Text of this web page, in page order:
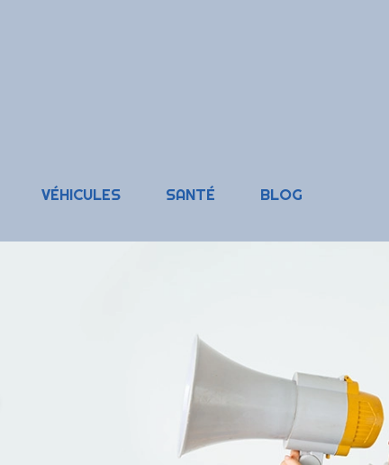
VÉHICULES SANTÉ BLOG